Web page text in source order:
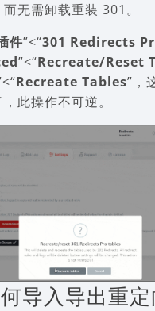
无需卸载重装 301。
件”<“301 Redirects
”<“Recreate/Reset
Recreate Tables”，
此操作不可逆。
导入导出重定